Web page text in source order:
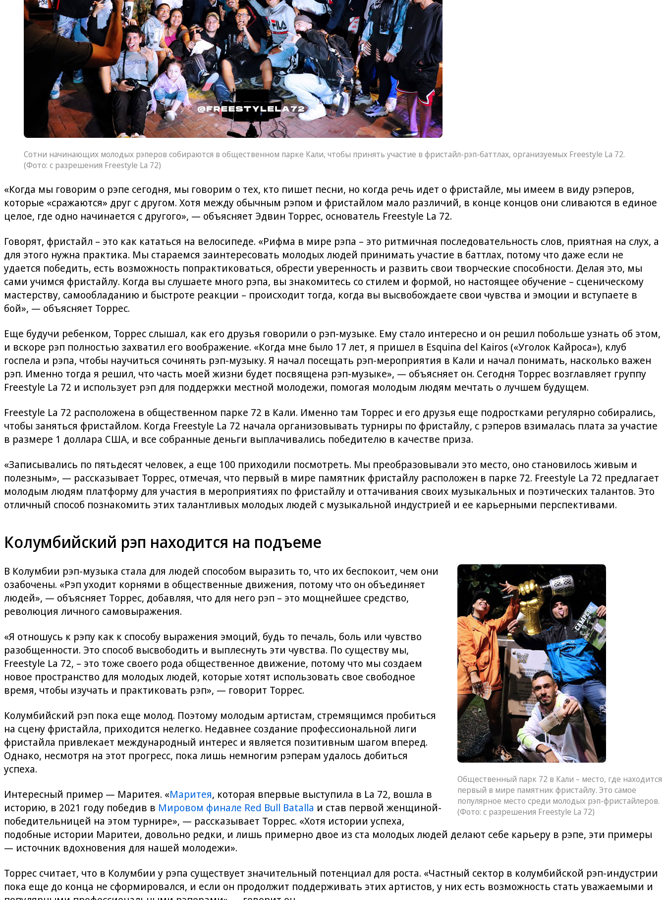
Сотни начинающих молодых рэперов собираются в общественном парке Кали, чтобы принять участие в фристайл-рэп-баттлах, организуемых Freestyle La 72.
(Фото: с разрешения Freestyle La 72)
«Когда мы говорим о рэпе сегодня, мы говорим о тех, кто пишет песни, но когда речь идет о фристайле, мы имеем в виду рэперов,
которые «сражаются» друг с другом. Хотя между обычным рэпом и фристайлом мало различий, в конце концов они сливаются в единое
целое, где одно начинается с другого», — объясняет Эдвин Торрес, основатель Freestyle La 72.
Говорят, фристайл – это как кататься на велосипеде. «Рифма в мире рэпа – это ритмичная последовательность слов, приятная на слух, а
для этого нужна практика. Мы стараемся заинтересовать молодых людей принимать участие в баттлах, потому что даже если не
удается победить, есть возможность попрактиковаться, обрести уверенность и развить свои творческие способности. Делая это, мы
сами учимся фристайлу. Когда вы слушаете много рэпа, вы знакомитесь со стилем и формой, но настоящее обучение – сценическому
мастерству, самообладанию и быстроте реакции – происходит тогда, когда вы высвобождаете свои чувства и эмоции и вступаете в
бой», — объясняет Торрес.
Еще будучи ребенком, Торрес слышал, как его друзья говорили о рэп-музыке. Ему стало интересно и он решил побольше узнать об этом,
и вскоре рэп полностью захватил его воображение. «Когда мне было 17 лет, я пришел в Esquina del Kairos («Уголок Кайроса»), клуб
госпела и рэпа, чтобы научиться сочинять рэп-музыку. Я начал посещать рэп-мероприятия в Кали и начал понимать, насколько важен
рэп. Именно тогда я решил, что часть моей жизни будет посвящена рэп-музыке», — объясняет он. Сегодня Торрес возглавляет группу
Freestyle La 72 и использует рэп для поддержки местной молодежи, помогая молодым людям мечтать о лучшем будущем.
Freestyle La 72 расположена в общественном парке 72 в Кали. Именно там Торрес и его друзья еще подростками регулярно собирались,
чтобы заняться фристайлом. Когда Freestyle La 72 начала организовывать турниры по фристайлу, с рэперов взималась плата за участие
в размере 1 доллара США, и все собранные деньги выплачивались победителю в качестве приза.
«Записывались по пятьдесят человек, а еще 100 приходили посмотреть. Мы преобразовывали это место, оно становилось живым и
полезным», — рассказывает Торрес, отмечая, что первый в мире памятник фристайлу расположен в парке 72. Freestyle La 72 предлагает
молодым людям платформу для участия в мероприятиях по фристайлу и оттачивания своих музыкальных и поэтических талантов. Это
отличный способ познакомить этих талантливых молодых людей с музыкальной индустрией и ее карьерными перспективами.
Колумбийский рэп находится на подъеме
Общественный парк 72 в Кали – место, где находится
первый в мире памятник фристайлу. Это самое
популярное место среди молодых рэп-фристайлеров.
(Фото: с разрешения Freestyle La 72)
В Колумбии рэп-музыка стала для людей способом выразить то, что их беспокоит, чем они
озабочены. «Рэп уходит корнями в общественные движения, потому что он объединяет
людей», — объясняет Торрес, добавляя, что для него рэп – это мощнейшее средство,
революция личного самовыражения.
«Я отношусь к рэпу как к способу выражения эмоций, будь то печаль, боль или чувство
разобщенности. Это способ высвободить и выплеснуть эти чувства. По существу мы,
Freestyle La 72, – это тоже своего рода общественное движение, потому что мы создаем
новое пространство для молодых людей, которые хотят использовать свое свободное
время, чтобы изучать и практиковать рэп», — говорит Торрес.
Колумбийский рэп пока еще молод. Поэтому молодым артистам, стремящимся пробиться
на сцену фристайла, приходится нелегко. Недавнее создание профессиональной лиги
фристайла привлекает международный интерес и является позитивным шагом вперед.
Однако, несмотря на этот прогресс, пока лишь немногим рэперам удалось добиться
успеха.
Интересный пример — Маритея. «Маритея, которая впервые выступила в La 72, вошла в
историю, в 2021 году победив в Мировом финале Red Bull Batalla и став первой женщиной-
победительницей на этом турнире», — рассказывает Торрес. «Хотя истории успеха,
подобные истории Маритеи, довольно редки, и лишь примерно двое из ста молодых людей делают себе карьеру в рэпе, эти примеры
— источник вдохновения для нашей молодежи».
Торрес считает, что в Колумбии у рэпа существует значительный потенциал для роста. «Частный сектор в колумбийской рэп-индустрии
пока еще до конца не сформировался, и если он продолжит поддерживать этих артистов, у них есть возможность стать уважаемыми и